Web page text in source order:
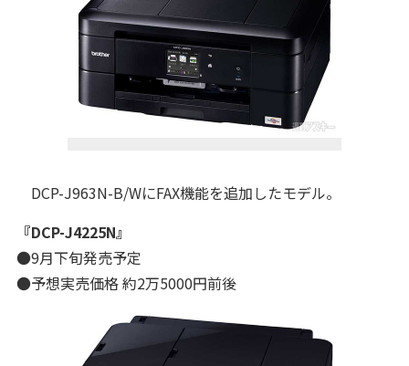
DCP-J963N-B/WにFAX機能を追加したモデル。
『DCP-J4225N』
●9月下旬発売予定
●予想実売価格 約2万5000円前後